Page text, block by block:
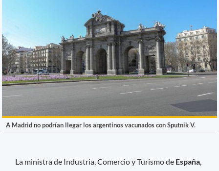
A Madrid no podrían llegar los argentinos vacunados con Sputnik V.
La ministra de Industria, Comercio y Turismo de España